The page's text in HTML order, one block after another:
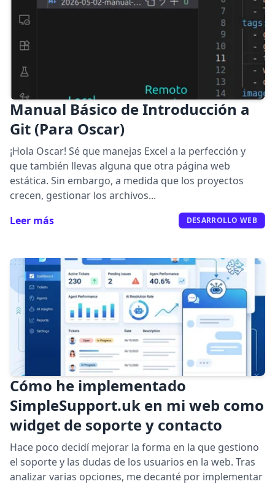
Manual Básico de Introducción a
Git (Para Oscar)
¡Hola Oscar! Sé que manejas Excel a la perfección y
que también llevas alguna que otra página web
estática. Sin embargo, a medida que los proyectos
crecen, gestionar los archivos...
Leer más
DESARROLLO WEB
Cómo he implementado
SimpleSupport.uk en mi web como
widget de soporte y contacto
Hace poco decidí mejorar la forma en la que gestiono
el soporte y las dudas de los usuarios en la web. Tras
analizar varias opciones, me decanté por implementar